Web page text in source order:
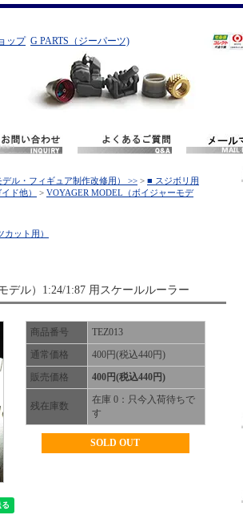
ップ G PARTS（ジーパーツ)
ル・フィギュア制作改修用） >> > ■ スジボリ用
ド他）
> VOYAGER MODEL（ボイジャーモデ
ット用）
デル）1:24/1:87 用スケールルーラー
商品番号
TEZ013
通常価格
400円(税込440円)
販売価格
400円(税込440円)
残在庫数
在庫 0：只今入荷待ちで
す
SOLD OUT